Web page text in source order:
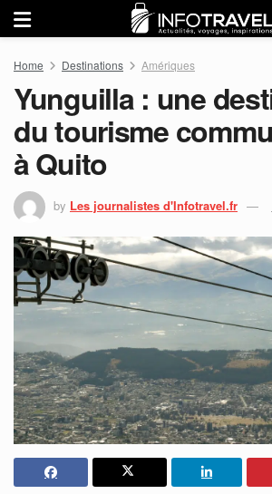
Home Destinations Amériques
Yunguilla : une
du tourisme
à Quito
by Les journalistes d'Infotravel.fr